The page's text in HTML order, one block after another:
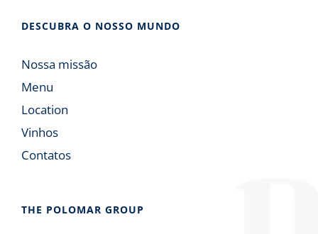
DESCUBRA O NOSSO MUNDO
Nossa missão
Menu
Location
Vinhos
Contatos
THE POLOMAR GROUP